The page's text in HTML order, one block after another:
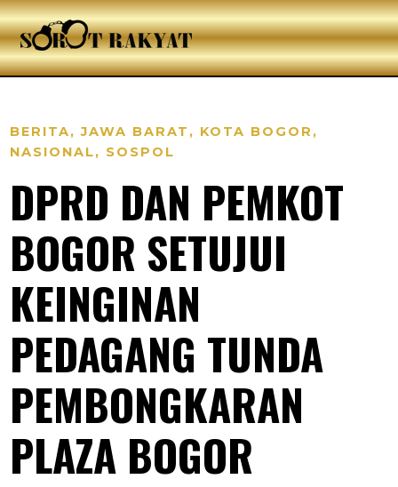
BERITA,JAWA BARAT , KOTA BOGOR ,
NASIONAL, SOSPOL
DPRD DAN PEMKOT
BOGOR SETUJUI
KEINGINAN
PEDAGANG TUNDA
PEMBONGKARAN
PLAZA BOGOR